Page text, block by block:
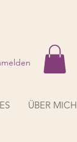
ÜBER MICH